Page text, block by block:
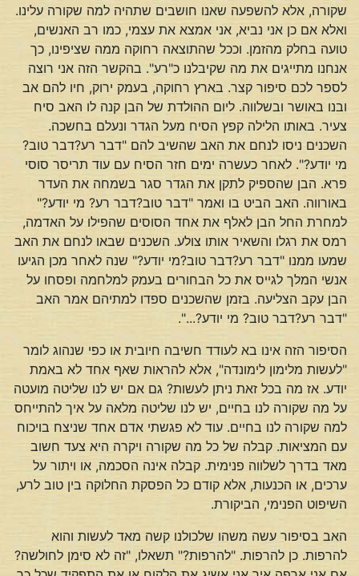
שקורה, אלא להשפעה שאנו חושבים שתהיה למה שקורה עלינו.
ואלא אם כן אני נביא, אני אמצא את עצמי, כמו רב האנשים,
טועה בחלק מהזמן. וככל שהתוצאה רחוקה ממה שציפינו, כך
אנחנו מתייגים את מה שקיבלנו כ"רע". בהקשר הזה אני רוצה
לספר לכם סיפור קצר. בארץ רחוקה, בעמק ירוק, חיו להם אב
ובנו באושר ובשלווה. ליום ההולדת של הבן קנה לו האב סיח
צעיר. באותו הלילה קפץ הסיח מעל הגדר ונעלם בחשכה.
השכנים ניסו לנחם את האב שהשיב להם "דבר רע?דבר טוב?
מי יודע?". לאחר כעשרה ימים חזר הסיח עם עוד תריסר סוסי
פרא. הבן שהספיק לתקן את הגדר סגר בשמחה את העדר
באורווה. האב הביט בו ואמר "דבר טוב?דבר רע? מי יודע?"
למחרת החל הבן לאלף את אחד הסוסים שהפילו על האדמה,
רמס את רגלו והשאיר אותו צולע. השכנים שבאו לנחם את האב
שמעו ממנו "דבר רע?דבר טוב?מי יודע?" שנה לאחר מכן הגיעו
אנשי המלך לגייס את כל הבחורים בעמק למלחמה ופסחו על
הבן עקב הצליעה. בזמן שהשכנים ספדו למתיהם אמר האב
"דבר רע?דבר טוב? מי יודע?...".
הסיפור הזה אינו בא לעודד חשיבה חיובית או כפי שנהוג לומר
"לעשות מלימון לימונדה", אלא להראות שאף אחד לא באמת
יודע. אז מה בכל זאת ניתן לעשות? גם אם יש לנו שליטה מועטה
על מה שקורה לנו בחיים, יש לנו שליטה מלאה על איך להתייחס
למה שקורה לנו בחיים. עוד לא פגשתי אדם אחד שניצח בויכוח
עם המציאות. קבלה של כל מה שקורה ויקרה היא צעד חשוב
מאד בדרך לשלווה פנימית. קבלה אינה הסכמה, או ויתור על
ערכים, או הכנעות, אלא קודם כל הפסקת החלוקה בין טוב לרע,
השיפוט הפנימי, הביקורת.
האב בסיפור עשה משהו שלכולנו קשה מאד לעשות והוא
להרפות. כן להרפות. "להרפות?" תשאלו, "זה לא סימן לחולשה?